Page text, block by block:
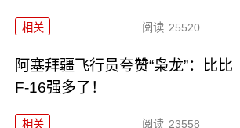
相关 阅读 25520
阿塞拜疆飞行员夸赞“枭龙”：比比
F-16强多了！
相关 阅读 23558